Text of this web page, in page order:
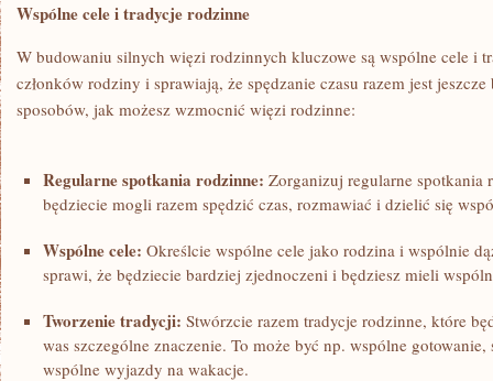
Wspólne cele i⁢ tradycje ⁤rodzinne
W budowaniu silnych ‍więzi ⁤rodzinnych⁤ kluczowe są wspólne ⁣cele i
członków rodziny i sprawiają,‍ że spędzanie⁣ czasu razem jest
sposobów, jak możesz wzmocnić więzi rodzinne:
Regularne spotkania rodzinne: Zorganizuj regularne ‍spotkania
będziecie mogli razem spędzić czas, rozmawiać ‌i dzielić się
Wspólne cele: Określcie wspólne cele jako rodzina i wspólnie​
sprawi, że będziecie bardziej zjednoczeni i będziesz mieli
Tworzenie tradycji: Stwórzcie ⁣razem tradycje rodzinne, które
was szczególne znaczenie. To może być ⁤np. wspólne
wspólne wyjazdy ‍na wakacje.